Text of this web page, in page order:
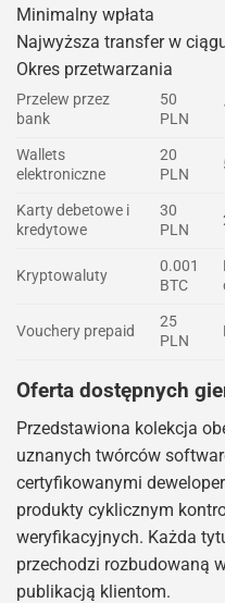
Minimalny wpłata
Najwyższa transfer w
Okres przetwarzania
Przelew przez
bank
50
PLN
Wallets
elektroniczne
20
PLN
Karty debetowe i
kredytowe
30
PLN
Kryptowaluty
0.001
BTC
Vouchery prepaid
25
PLN
Oferta dostępnych
Przedstawiona kolekcja
uznanych twórców
certyfikowanymi
produkty cyklicznym
weryfikacyjnych. Każda
przechodzi rozbudowaną
publikacją klientom.